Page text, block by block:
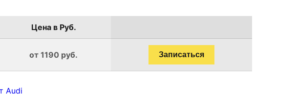
Цена в Руб.
от 1190 руб. Записаться
Audi